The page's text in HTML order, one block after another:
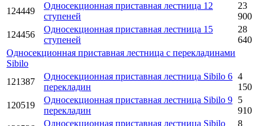
124449
Односекционная приставная лестница 12
ступеней
23
900
124456
Односекционная приставная лестница 15
ступеней
28
640
Односекционная приставная лестница с перекладинами
Sibilo
121387
Односекционная приставная лестница Sibilo 6
перекладин
4
150
120519
Односекционная приставная лестница Sibilo 9
перекладин
5
910
Односекционная приставная лестница Sibilo
8